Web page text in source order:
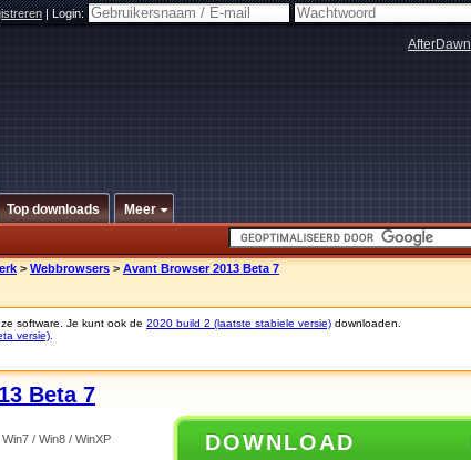
|Login:
AfterDawn
Top downloads Meer
> Webbrowsers > Avant Browser 2013 Beta 7
software. Je kunt ook de 2020 build 2 (laatste stabiele versie) downloaden.
versie)
Beta 7
/ Win8 / WinXP
DOWNLOAD